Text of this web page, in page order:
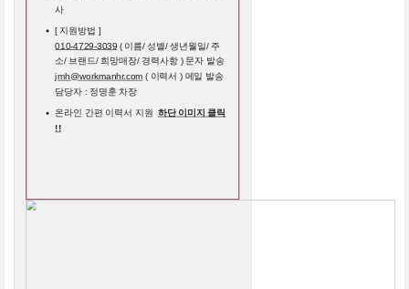
사
[ 지원방법 ]
010-4729-3039 ( 이름/ 성별/ 생년월일/ 주
소/ 브랜드/ 희망매장/ 경력사항 ) 문자 발송
jmh@workmanhr.com ( 이력서 ) 메일 발송
담당자 : 정명훈 차장
온라인 간편 이력서 지원 하단 이미지 클릭
!!